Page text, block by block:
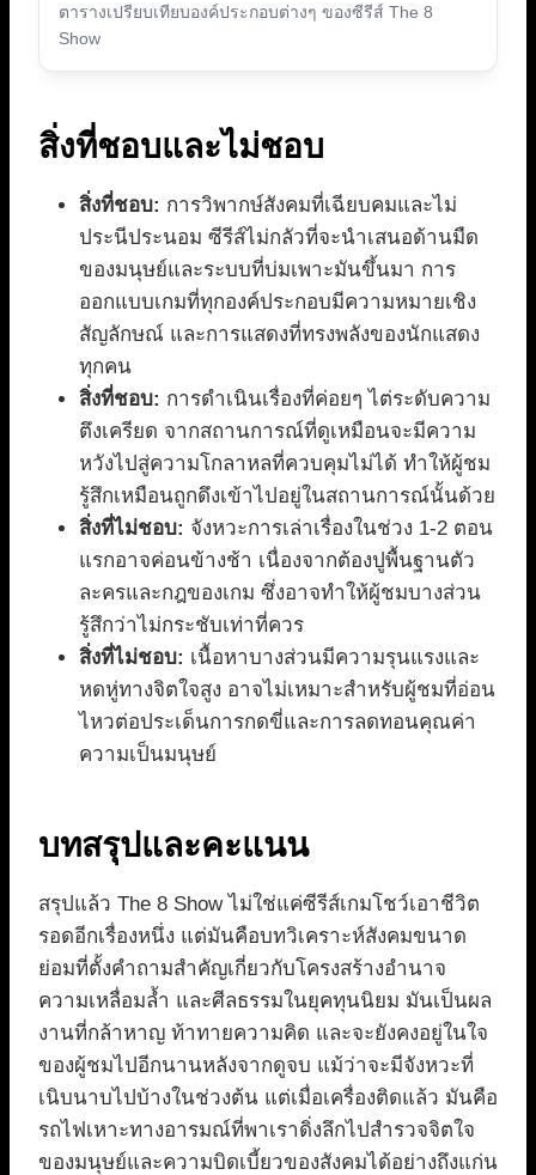
ตารางเปรียบเทียบองค์ประกอบต่างๆ ของซีรีส์ The 8
Show
สิ่งที่ชอบและไม่ชอบ
สิ่งที่ชอบ: การวิพากษ์สังคมที่เฉียบคมและไม่
ประนีประนอม ซีรีส์ไม่กลัวที่จะนำเสนอด้านมืด
ของมนุษย์และระบบที่บ่มเพาะมันขึ้นมา การ
ออกแบบเกมที่ทุกองค์ประกอบมีความหมายเชิง
สัญลักษณ์ และการแสดงที่ทรงพลังของนักแสดง
ทุกคน
สิ่งที่ชอบ: การดำเนินเรื่องที่ค่อยๆ ไต่ระดับความ
ตึงเครียด จากสถานการณ์ที่ดูเหมือนจะมีความ
หวังไปสู่ความโกลาหลที่ควบคุมไม่ได้ ทำให้ผู้ชม
รู้สึกเหมือนถูกดึงเข้าไปอยู่ในสถานการณ์นั้นด้วย
สิ่งที่ไม่ชอบ: จังหวะการเล่าเรื่องในช่วง 1-2 ตอน
แรกอาจค่อนข้างช้า เนื่องจากต้องปูพื้นฐานตัว
ละครและกฎของเกม ซึ่งอาจทำให้ผู้ชมบางส่วน
รู้สึกว่าไม่กระชับเท่าที่ควร
สิ่งที่ไม่ชอบ: เนื้อหาบางส่วนมีความรุนแรงและ
หดหู่ทางจิตใจสูง อาจไม่เหมาะสำหรับผู้ชมที่อ่อน
ไหวต่อประเด็นการกดขี่และการลดทอนคุณค่า
ความเป็นมนุษย์
บทสรุปและคะแนน
สรุปแล้ว The 8 Show ไม่ใช่แค่ซีรีส์เกมโชว์เอาชีวิต
รอดอีกเรื่องหนึ่ง แต่มันคือบทวิเคราะห์สังคมขนาด
ย่อมที่ตั้งคำถามสำคัญเกี่ยวกับโครงสร้างอำนาจ
ความเหลื่อมล้ำ และศีลธรรมในยุคทุนนิยม มันเป็นผล
งานที่กล้าหาญ ท้าทายความคิด และจะยังคงอยู่ในใจ
ของผู้ชมไปอีกนานหลังจากดูจบ แม้ว่าจะมีจังหวะที่
เนิบนาบไปบ้างในช่วงต้น แต่เมื่อเครื่องติดแล้ว มันคือ
รถไฟเหาะทางอารมณ์ที่พาเราดิ่งลึกไปสำรวจจิตใจ
ของมนุษย์และความบิดเบี้ยวของสังคมได้อย่างถึงแก่น